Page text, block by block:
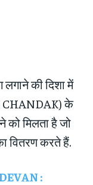
की दिशा में
CHANDAK) के
मिलता है जो
वितरण करते हैं.
: